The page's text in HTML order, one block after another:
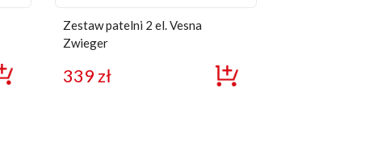
Zestaw patelni 2 el. Vesna
Zwieger
339zł